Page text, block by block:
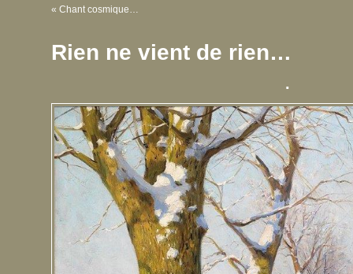
« Chant cosmique…
Rien ne vient de rien…
.